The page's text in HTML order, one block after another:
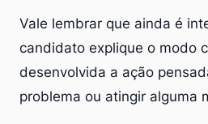
Vale lembrar que ainda é
candidato explique o modo
desenvolvida a ação
problema ou atingir alguma